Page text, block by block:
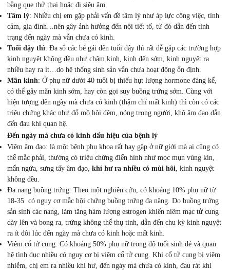
bằng que thử thai hoặc đi siêu âm.
Tâm lý: Nhiều chị em gặp phải vấn đề tâm lý như áp lực công việc, tình
cảm, gia đình…nên gây ảnh hưởng đến nội tiết tố, từ đó dẫn đến tình
trạng đến ngày mà vẫn chưa có kinh.
Tuổi dậy thì: Đa số các bé gái đến tuổi dậy thì rất dễ gặp các trường hợp
kinh nguyệt không đều như chậm kinh, kinh đến sớm, kinh nguyệt ra
nhiều hay ra ít…do hệ thống sinh sản vẫn chưa hoạt động ổn định.
Mãn kinh: Ở phụ nữ dưới 40 tuổi bị thiếu hụt lượng hormone đáng kể,
có thể gây mãn kinh sớm, hay còn gọi suy buồng trứng sớm. Cùng với
hiện tượng đến ngày mà chưa có kinh (thậm chí mất kinh) thì còn có các
triệu chứng khác như đổ mồ hôi đêm, nóng trong người, khô âm đạo dẫn
đến đau khi quan hệ.
Đến ngày mà chưa có kinh dấu hiệu của bệnh lý
Viêm âm đạo: là một bệnh phụ khoa rất hay gặp ở nữ giới mà ai cũng có
thể mắc phải, thường có triệu chứng điển hình như mọc mụn vùng kín,
mẩn ngứa, sưng tấy âm đạo, khí hư ra nhiều có mùi hôi , kinh nguyệt
không đều.
Đa nang buồng trứng: Theo một nghiên cứu, có khoảng 10% phụ nữ từ
18-35 có nguy cơ mắc hội chứng buồng trứng đa năng. Do buồng trứng
sản sinh các nang, làm tăng hàm lượng estrogen khiến niêm mạc tử cung
dày lên và bong ra, trứng không thể thụ tinh, dẫn đến chu kỳ kinh nguyệt
ra ít đôi lúc đến ngày mà chưa có kinh hoặc mất kinh.
Viêm cổ tử cung: Có khoảng 50% phụ nữ trong độ tuổi sinh đẻ và quan
hệ tình dục nhiều có nguy cơ bị viêm cổ tử cung. Khi cổ tử cung bị viêm
nhiễm, chị em ra nhiều khí hư, đến ngày mà chưa có kinh, đau rát khi